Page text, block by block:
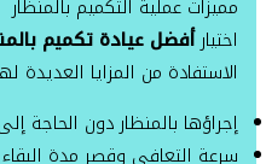
اختيارأفضل عيادة تكميم
الاستفادة من المزايا العديدة
إجراؤها بالمنظار دون الحاجة
سرعة التعافي وقصر مدة